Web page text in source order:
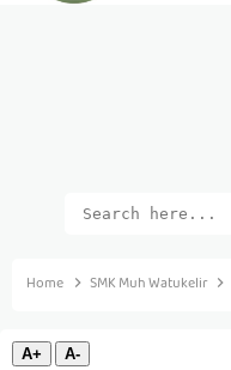
Home SMK Muh Watukelir
A+ A-